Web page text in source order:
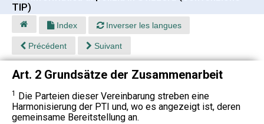
TIP)
Index Inverser les langues
Précédent Suivant
Art. 2 Grundsätze der Zusammenarbeit
1 Die Parteien dieser Vereinbarung streben eine
Harmonisierung der PTI und, wo es angezeigt ist, deren
gemeinsame Bereitstellung an.